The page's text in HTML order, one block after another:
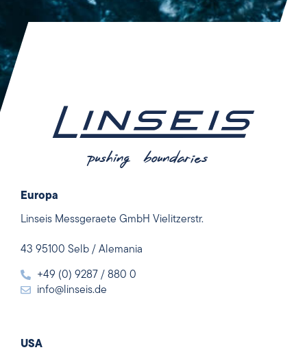
Europa
Linseis Messgeraete GmbH Vielitzerstr.
43 95100 Selb / Alemania
+49 (0) 9287 / 880 0
info@linseis.de
USA